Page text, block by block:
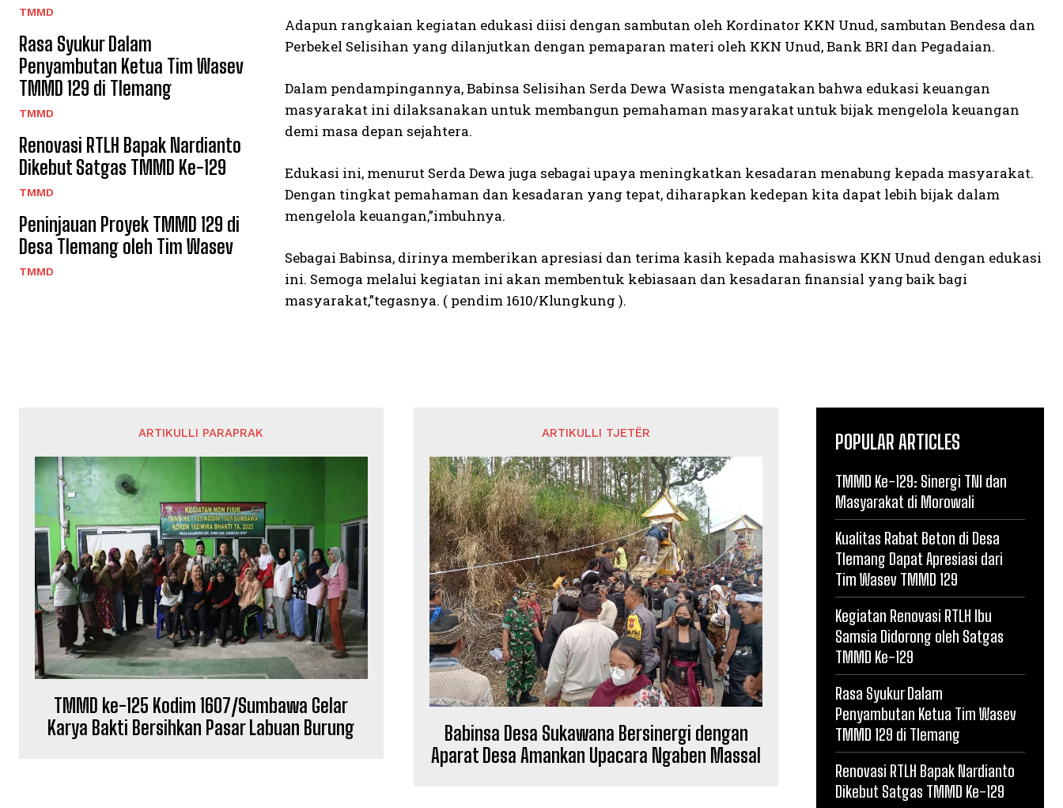
TMMD
Rasa Syukur Dalam
Penyambutan Ketua Tim Wasev
TMMD 129 di Tlemang
TMMD
Renovasi RTLH Bapak Nardianto
Dikebut Satgas TMMD Ke-129
TMMD
Peninjauan Proyek TMMD 129 di
Desa Tlemang oleh Tim Wasev
TMMD
Adapun rangkaian kegiatan edukasi diisi dengan sambutan oleh Kordinator KKN Unud, sambutan Bendesa dan
Perbekel Selisihan yang dilanjutkan dengan pemaparan materi oleh KKN Unud, Bank BRI dan Pegadaian.
Dalam pendampingannya, Babinsa Selisihan Serda Dewa Wasista mengatakan bahwa edukasi keuangan
masyarakat ini dilaksanakan untuk membangun pemahaman masyarakat untuk bijak mengelola keuangan
demi masa depan sejahtera.
Edukasi ini, menurut Serda Dewa juga sebagai upaya meningkatkan kesadaran menabung kepada masyarakat.
Dengan tingkat pemahaman dan kesadaran yang tepat, diharapkan kedepan kita dapat lebih bijak dalam
mengelola keuangan,”imbuhnya.
Sebagai Babinsa, dirinya memberikan apresiasi dan terima kasih kepada mahasiswa KKN Unud dengan edukasi
ini. Semoga melalui kegiatan ini akan membentuk kebiasaan dan kesadaran finansial yang baik bagi
masyarakat,”tegasnya. ( pendim 1610/Klungkung ).
ARTIKULLI PARAPRAK
TMMD ke-125 Kodim 1607/Sumbawa Gelar
Karya Bakti Bersihkan Pasar Labuan Burung
ARTIKULLI TJETËR
Babinsa Desa Sukawana Bersinergi dengan
Aparat Desa Amankan Upacara Ngaben Massal
POPULAR ARTICLES
TMMD Ke-129: Sinergi TNI dan
Masyarakat di Morowali
Kualitas Rabat Beton di Desa
Tlemang Dapat Apresiasi dari
Tim Wasev TMMD 129
Kegiatan Renovasi RTLH Ibu
Samsia Didorong oleh Satgas
TMMD Ke-129
Rasa Syukur Dalam
Penyambutan Ketua Tim Wasev
TMMD 129 di Tlemang
Renovasi RTLH Bapak Nardianto
Dikebut Satgas TMMD Ke-129